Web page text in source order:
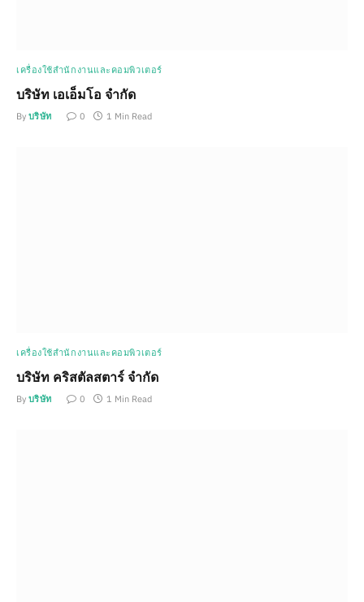
เครื่องใช้สำนักงานและคอมพิวเตอร์
บริษัท เอเอ็มโอ จำกัด
By บริษัท 0 1 Min Read
เครื่องใช้สำนักงานและคอมพิวเตอร์
บริษัท คริสตัลสตาร์ จำกัด
By บริษัท 0 1 Min Read